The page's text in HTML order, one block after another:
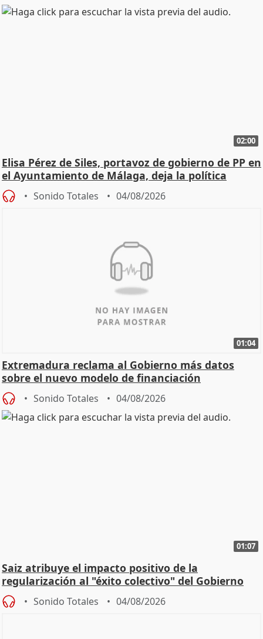
02:00
Elisa Pérez de Siles, portavoz de gobierno de PP en
el Ayuntamiento de Málaga, deja la política
Sonido Totales 04/08/2026
01:04
Extremadura reclama al Gobierno más datos
sobre el nuevo modelo de financiación
Sonido Totales 04/08/2026
01:07
Saiz atribuye el impacto positivo de la
regularización al "éxito colectivo" del Gobierno
Sonido Totales 04/08/2026